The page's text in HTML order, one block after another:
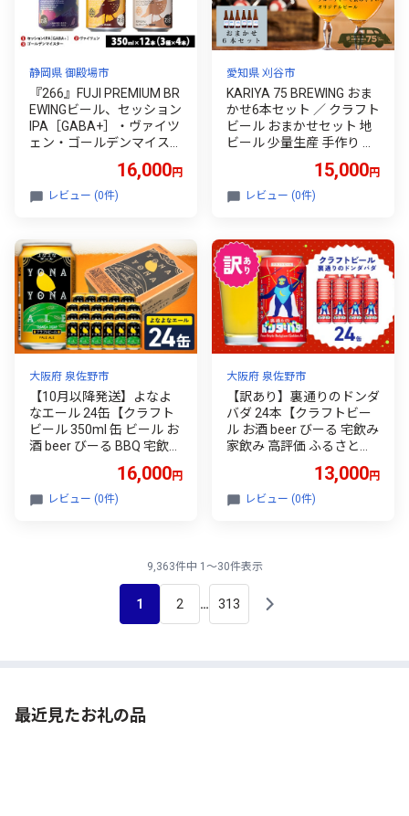
静岡県 御殿場市
『266』FUJI PREMIUM BR
EWINGビール、セッション
IPA［GABA+］・ヴァイツ
ェン・ゴールデンマイスタ
道・沖縄・離島への配送不
可
16,000円
レビュー (0件)
愛知県 刈谷市
KARIYA 75 BREWING おま
かせ6本セット ／ クラフト
ビール おまかせセット 地
ビール 少量生産 手作り 地
み比べ 家飲み ギフト向け
贈答用 お取り寄せ プレゼ
15,000円
レビュー (0件)
大阪府 泉佐野市
【10月以降発送】よなよ
なエール 24缶【クラフト
ビール 350ml 缶 ビール お
酒 beer びーる BBQ 宅飲み
援 ヤッホーブルーイン
グ】
16,000円
レビュー (0件)
大阪府 泉佐野市
【訳あり】裏通りのドンダ
バダ 24本【クラフトビー
ル お酒 beer びーる 宅飲み
家飲み 高評価 ふるさと納
13,000円
レビュー (0件)
9,363件中 1～30件表示
1 2 … 313
最近見たお礼の品